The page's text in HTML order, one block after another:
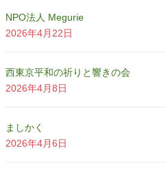
NPO法人 Megurie
2026年4月22日
西東京平和の祈りと響きの会
2026年4月8日
ましかく
2026年4月6日